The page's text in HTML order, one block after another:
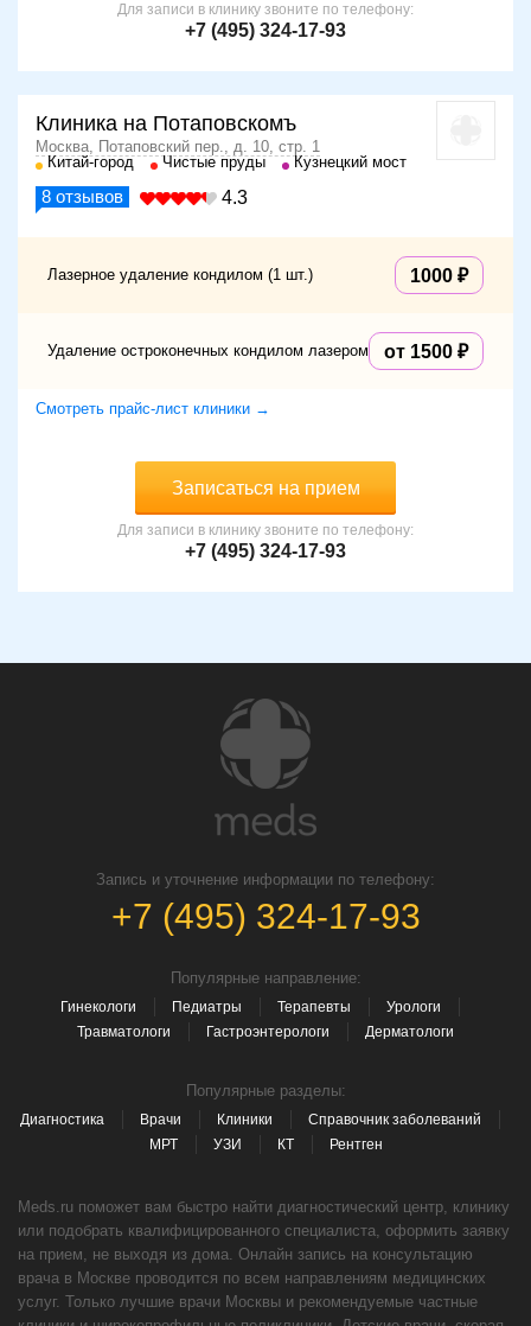
Для записи в клинику звоните по телефону:
+7 (495) 324-17-93
Клиника на Потаповскомъ
Москва, Потаповский пер., д. 10, стр. 1
Китай-город
Чистые пруды Кузнецкий мост
8 отзывов 4.3
Лазерное удаление кондилом (1 шт.) 1000
Удаление остроконечных кондилом лазером от 1500
Смотреть прайс-лист клиники →
Записаться на прием
Для записи в клинику звоните по телефону:
+7 (495) 324-17-93
Запись и уточнение информации по телефону:
+7 (495) 324-17-93
Популярные направление:
Гинекологи Педиатры Терапевты
Урологи
Травматологи
Гастроэнтерологи Дерматологи
Популярные разделы:
Диагностика Врачи Клиники
Справочник заболеваний
МРТ
УЗИ КТ Рентген
Meds.ru поможет вам быстро найти диагностический центр, клинику
или подобрать квалифицированного специалиста, оформить заявку
на прием, не выходя из дома. Онлайн запись на консультацию
врача в Москве проводится по всем направлениям медицинских
услуг. Только лучшие врачи Москвы и рекомендуемые частные